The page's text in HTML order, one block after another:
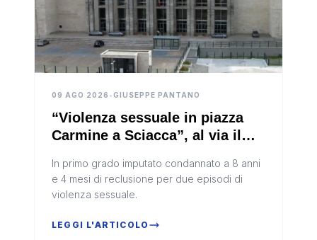
09 AGO 2026 •GIUSEPPE PANTANO
“Violenza sessuale in piazza
Carmine a Sciacca”, al via il
In primo grado imputato condannato a 8 anni
e 4 mesi di reclusione per due episodi di
violenza sessuale.
LEGGI L'ARTICOLO